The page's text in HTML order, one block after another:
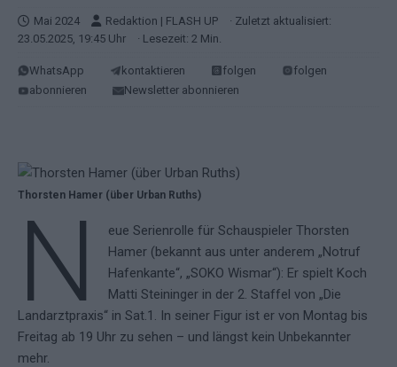
Mai 2024 Redaktion | FLASH UP
· Zuletzt aktualisiert:
23.05.2025, 19:45 Uhr
· Lesezeit: 2 Min.
WhatsApp kontaktieren folgen
folgen
abonnieren
Newsletter abonnieren
Thorsten Hamer (über Urban Ruths)
N
eue Serienrolle für Schauspieler Thorsten
Hamer (bekannt aus unter anderem „Notruf
Hafenkante“, „SOKO Wismar“): Er spielt Koch
Matti Steininger in der 2. Staffel von „Die
Landarztpraxis“ in Sat.1. In seiner Figur ist er von Montag bis
Freitag ab 19 Uhr zu sehen – und längst kein Unbekannter
mehr.